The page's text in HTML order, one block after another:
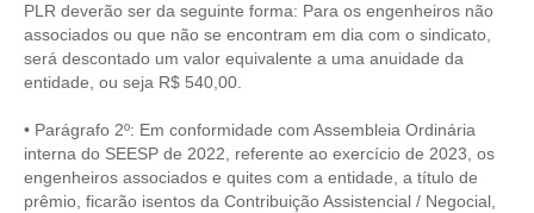
PLR deverão ser da seguinte forma: Para os engenheiros não
associados ou que não se encontram em dia com o sindicato,
será descontado um valor equivalente a uma anuidade da
entidade, ou seja R$ 540,00.
• Parágrafo 2º: Em conformidade com Assembleia Ordinária
interna do SEESP de 2022, referente ao exercício de 2023, os
engenheiros associados e quites com a entidade, a título de
prêmio, ficarão isentos da Contribuição Assistencial / Negocial,